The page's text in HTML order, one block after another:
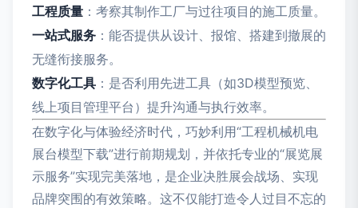
工程质量 ：考察其制作工厂与过往项目的施工质量。
一站式服务 ：能否提供从设计、报馆、搭建到撤展的
无缝衔接服务。
数字化工具 ：是否利用先进工具（如3D模型预览、
线上项目管理平台）提升沟通与执行效率。
在数字化与体验经济时代，巧妙利用“工程机械机电
展台模型下载”进行前期规划，并依托专业的“展览展
示服务”实现完美落地，是企业决胜展会战场、实现
品牌突围的有效策略。这不仅能打造令人过目不忘的